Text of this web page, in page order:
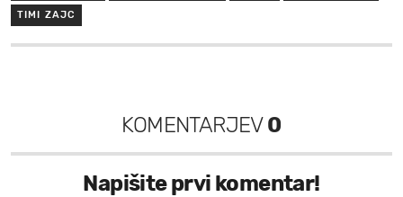
TIMI ZAJC
KOMENTARJEV0
Napišite prvi komentar!